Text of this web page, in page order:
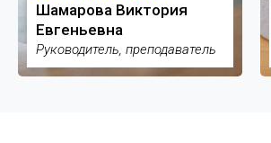
Шамарова Виктория
Евгеньевна
Руководитель, преподаватель